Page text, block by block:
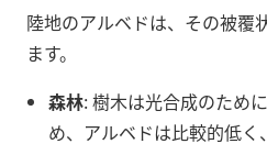
陸地のアルベドは、その被覆
ます。
森林: 樹木は光合成のため
め、アルベドは比較的低く